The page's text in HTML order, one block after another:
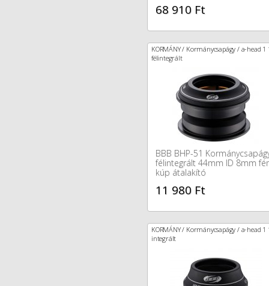
68 910 Ft
KORMÁNY / Kormánycsapágy / a-head 1
félintegrált
BBB BHP-51
félintegrált 44mm ID 8mm
kúp átalakító
11 980 Ft
KORMÁNY / Kormánycsapágy / a-head 1
integrált